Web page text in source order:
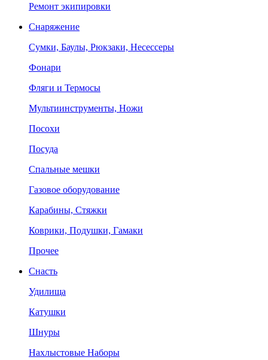
Ремонт экипировки
Снаряжение
Сумки, Баулы, Рюкзаки, Несессеры
Фонари
Фляги и Термосы
Мультиинструменты, Ножи
Посохи
Посуда
Спальные мешки
Газовое оборудование
Карабины, Стяжки
Коврики, Подушки, Гамаки
Прочее
Снасть
Удилища
Катушки
Шнуры
Нахлыстовые Наборы